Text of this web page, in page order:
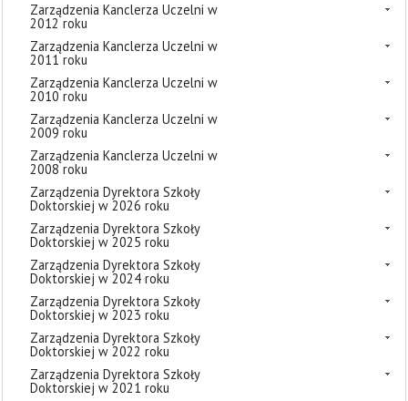
Zarządzenia Kanclerza Uczelni w
2012 roku
Zarządzenia Kanclerza Uczelni w
2011 roku
Zarządzenia Kanclerza Uczelni w
2010 roku
Zarządzenia Kanclerza Uczelni w
2009 roku
Zarządzenia Kanclerza Uczelni w
2008 roku
Zarządzenia Dyrektora Szkoły
Doktorskiej w 2026 roku
Zarządzenia Dyrektora Szkoły
Doktorskiej w 2025 roku
Zarządzenia Dyrektora Szkoły
Doktorskiej w 2024 roku
Zarządzenia Dyrektora Szkoły
Doktorskiej w 2023 roku
Zarządzenia Dyrektora Szkoły
Doktorskiej w 2022 roku
Zarządzenia Dyrektora Szkoły
Doktorskiej w 2021 roku